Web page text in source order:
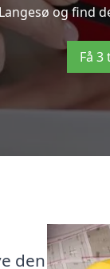
og find
Få
den